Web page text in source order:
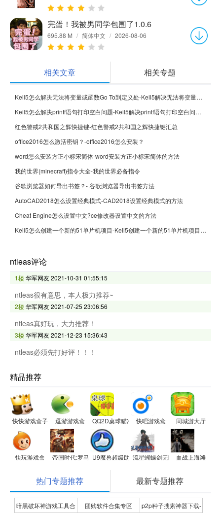
完蛋！我被男同学包围了1.0.6
695.88 M / 简体中文 / 2026-08-06
相关文章 相关专题
Keil5怎么解决无法将变量或函数Go To到定义处-Keil5解决无法将变量或函数Go To到定义处的方法
Keil5怎么解决printf语句打印空白问题-Keil5解决printf语句打印空白问题的方法
红色警戒2共和国之辉快捷键-红色警戒2共和国之辉快捷键汇总
office2016怎么激活密钥？-office2016怎么安装？
word怎么安装方正小标宋简体-word安装方正小标宋简体的方法
我的世界(minecraft)指令大全-我的世界必备指令
谷歌浏览器如何导出书签？- 谷歌浏览器导出书签方法
AutoCAD2018怎么设置经典模式-CAD2018设置经典模式的方法
Cheat Engine怎么设置中文?ce修改器设置中文的方法
Keil5怎么创建一个新的51单片机项目-Keil5创建一个新的51单片机项目的方法
ntleas评论
1楼华军网友2021-10-31 01:55:15
ntleas很有意思，本人极力推荐~
2楼华军网友2021-07-25 23:06:56
ntleas真好玩，大力推荐！
3楼华军网友2021-12-23 15:36:43
ntleas必须先打好评！！！
精品推荐
快快游戏盒子 逗游游戏盒 QQ2D桌球瞄准器快吧游戏盒 同城游大厅
快玩游戏盒 帝国时代:罗马复兴U9魔兽超级助手流星蝴蝶剑无限气修改器
血战上海滩
热门专题推荐 最新专题推荐
暗黑破坏神游戏工具合 团购软件合集专区 p2p种子搜索神器下载-